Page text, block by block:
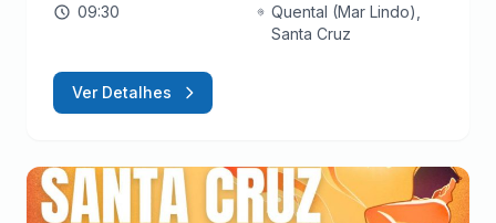
09:30
Quental (Mar Lindo),
Santa Cruz
Ver Detalhes